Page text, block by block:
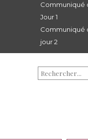
Communiqué
Jour 1
Communiqué
jour 2